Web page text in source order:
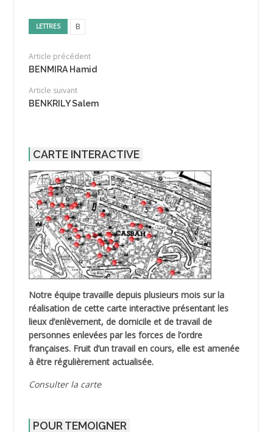
LETTRES B
Article précédent
BENMIRA Hamid
Article suivant
BENKRILY Salem
CARTE INTERACTIVE
Notre équipe travaille depuis plusieurs mois sur la
réalisation de cette carte interactive présentant les
lieux d’enlèvement, de domicile et de travail de
personnes enlevées par les forces de l’ordre
françaises. Fruit d’un travail en cours, elle est amenée
à être régulièrement actualisée.
Consulter la carte
POUR TEMOIGNER